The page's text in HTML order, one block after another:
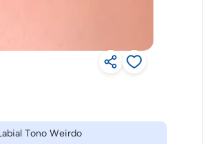
Tono Weirdo